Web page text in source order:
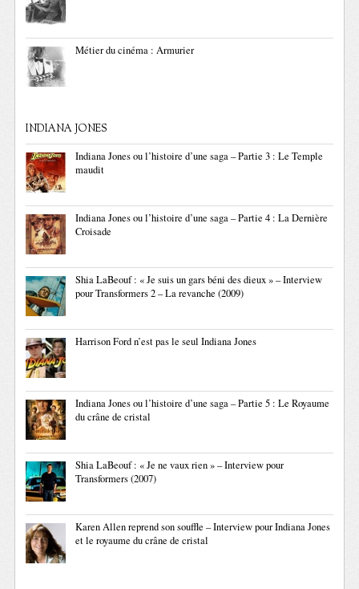
Métier du cinéma : Armurier
INDIANA JONES
Indiana Jones ou l’histoire d’une saga – Partie 3 : Le Temple
maudit
Indiana Jones ou l’histoire d’une saga – Partie 4 : La Dernière
Croisade
Shia LaBeouf : « Je suis un gars béni des dieux » – Interview
pour Transformers 2 – La revanche (2009)
Harrison Ford n’est pas le seul Indiana Jones
Indiana Jones ou l’histoire d’une saga – Partie 5 : Le Royaume
du crâne de cristal
Shia LaBeouf : « Je ne vaux rien » – Interview pour
Transformers (2007)
Karen Allen reprend son souffle – Interview pour Indiana Jones
et le royaume du crâne de cristal